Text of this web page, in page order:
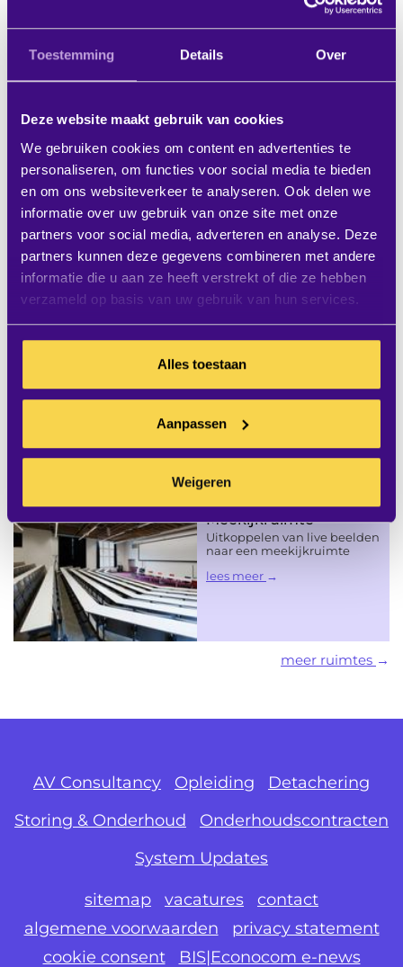
Toestemming Details Over
Deze website maakt gebruik van cookies
We gebruiken cookies om content en advertenties te
personaliseren, om functies voor social media te bieden
en om ons websiteverkeer te analyseren. Ook delen we
informatie over uw gebruik van onze site met onze
partners voor social media, adverteren en analyse. Deze
partners kunnen deze gegevens combineren met andere
informatie die u aan ze heeft verstrekt of die ze hebben
verzameld op basis van uw gebruik van hun services.
Alles toestaan
Aanpassen
Weigeren
0180 - 486 777
VRAAG / OFFERTE
Uw ruimte
Videoconference-ruimte
Grenzeloos vergaderen in de
perfecte
Collegezaal
Krachtig en overtuigend
presenteren in uw auditorium
Meekijkruimte
Uitkoppelen van live beelden
naar een meekijkruimte
lees meer
meer ruimtes
AV Consultancy Opleiding
Detachering
Storing & Onderhoud
Onderhoudscontracten
System Updates
sitemap vacatures
contact
algemene voorwaarden
privacy statement
cookie consent
BIS|Econocom e-news